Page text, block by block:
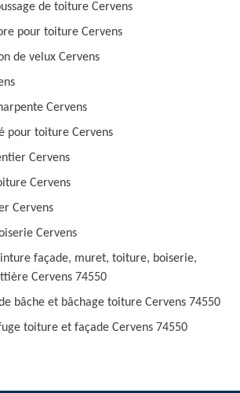
de toiture Cervens
pour toiture Cervens
de velux Cervens
Cervens
pour toiture Cervens
Cervens
Cervens
Cervens
Cervens
façade, muret, toiture, boiserie,
Cervens 74550
bâche et bâchage toiture Cervens 74550
toiture et façade Cervens 74550